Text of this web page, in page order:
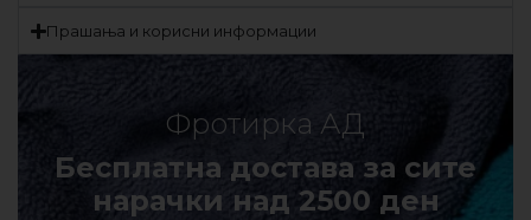
Прашања и корисни информации
Фротирка АД
Бесплатна достава за сите
нарачки над 2500 ден